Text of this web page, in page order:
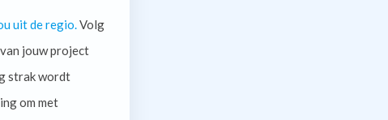
uit de regio. Volg
jouw project
strak wordt
om met